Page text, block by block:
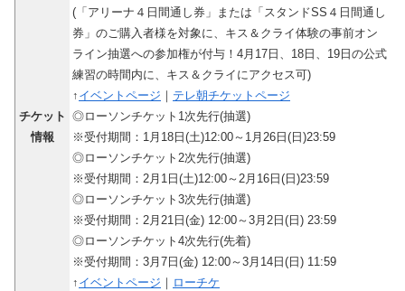
チケット
情報
(「アリーナ４日間通し券」または「スタンドSS４日間通し
券」のご購入者様を対象に、キス＆クライ体験の事前オン
ライン抽選への参加権が付与！4月17日、18日、19日の公式
練習の時間内に、キス＆クライにアクセス可)
↑ イベントページ ｜ テレ朝チケットページ
◎ローソンチケット1次先行(抽選)
※受付期間：1月18日(土)12:00～1月26日(日)23:59
◎ローソンチケット2次先行(抽選)
※受付期間：2月1日(土)12:00～2月16日(日)23:59
◎ローソンチケット3次先行(抽選)
※受付期間：2月21日(金) 12:00～3月2日(日) 23:59
◎ローソンチケット4次先行(先着)
※受付期間：3月7日(金) 12:00～3月14日(日) 11:59
↑ イベントページ ｜ ローチケ